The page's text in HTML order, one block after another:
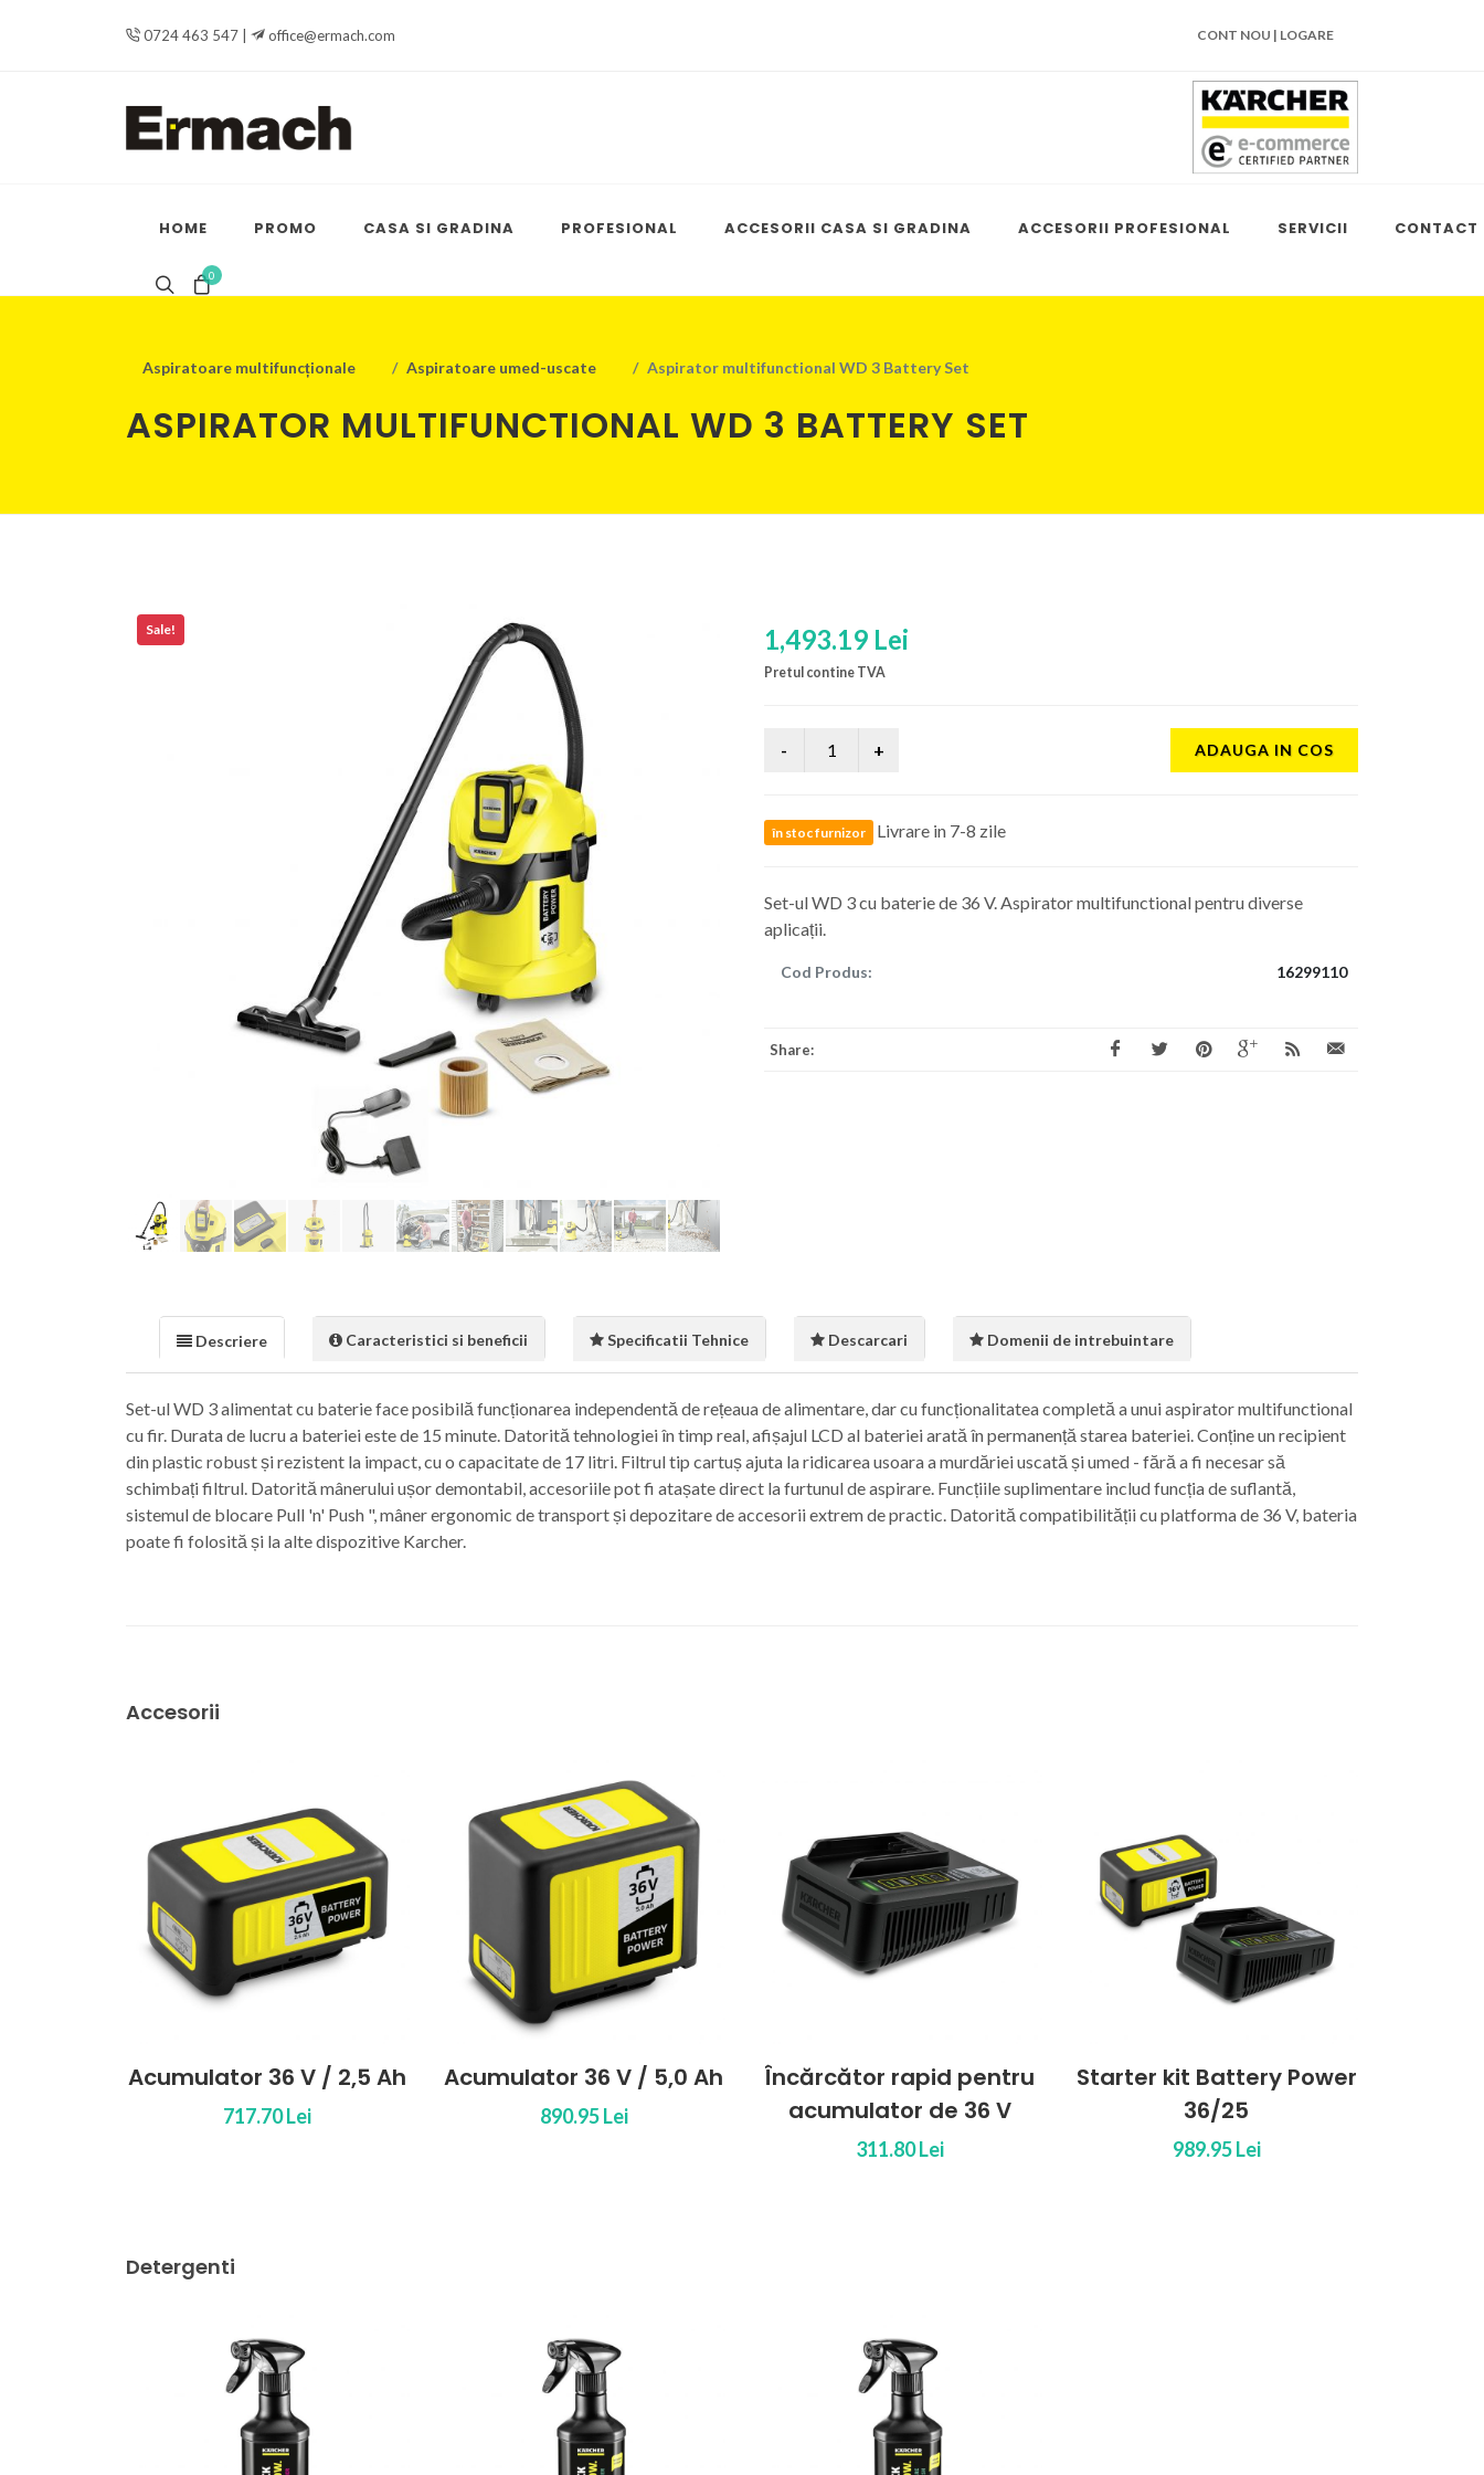
0724 463 547 | office@ermach.com CONT NOU | LOGARE
0
HOME PROMO CASA SI GRADINA PROFESIONAL ACCESORII CASA SI GRADINA ACCESORII PROFESIONAL SERVICII CONTACT
Aspiratoare multifuncționale Aspiratoare umed-uscate Aspirator multifunctional WD 3 Battery Set
ASPIRATOR MULTIFUNCTIONAL WD 3 BATTERY SET
Sale! 1,493.19 Lei
Pretul contine TVA
ADAUGA IN COS
în stoc furnizor Livrare in 7-8 zile
Set-ul WD 3 cu baterie de 36 V. Aspirator multifunctional pentru diverse
aplicații.
Cod Produs: 16299110
Share:
Descriere Caracteristici si beneficii Specificatii Tehnice Descarcari Domenii de intrebuintare
Set-ul WD 3 alimentat cu baterie face posibilă funcționarea independentă de rețeaua de alimentare, dar cu funcționalitatea completă a unui aspirator multifunctional
cu fir. Durata de lucru a bateriei este de 15 minute. Datorită tehnologiei în timp real, afișajul LCD al bateriei arată în permanență starea bateriei. Conține un recipient
din plastic robust și rezistent la impact, cu o capacitate de 17 litri. Filtrul tip cartuș ajuta la ridicarea usoara a murdăriei uscată și umed - fără a fi necesar să
schimbați filtrul. Datorită mânerului ușor demontabil, accesoriile pot fi atașate direct la furtunul de aspirare. Funcțiile suplimentare includ funcția de suflantă,
sistemul de blocare Pull 'n' Push ", mâner ergonomic de transport și depozitare de accesorii extrem de practic. Datorită compatibilității cu platforma de 36 V, bateria
poate fi folosită și la alte dispozitive Karcher.
Accesorii
36 V / 2,5 Ah Acumulator 36 V / 5,0 Ah
890.95 Lei
Încărcător rapid pentru
acumulator de 36 V
Starter kit Battery Power
36/25
989.95 Lei
Starter kit Battery Power
1,187.95 Lei
Detergenti